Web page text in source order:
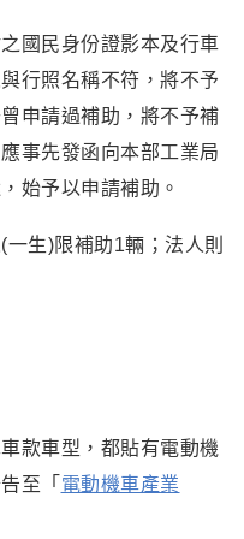
國民身份證影本及行車
行照名稱不符，將不予
申請過補助 ，將不予補
事先發函向本部工業局
始予以申請補助。
生)限補助1輛；法人則
款車型，都貼有電動機
至「 電動機車產業